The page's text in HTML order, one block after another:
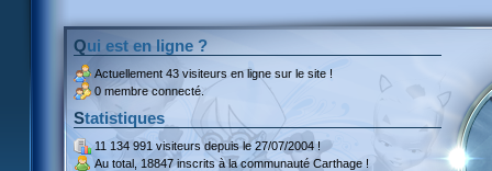
Qui est en ligne ?
Actuellement 43 visiteurs en ligne sur le site !
0 membre connecté.
Statistiques
11 134 991 visiteursdepuis le 27/07/2004 !
Au total, 18847 inscritsà la communauté Carthage !